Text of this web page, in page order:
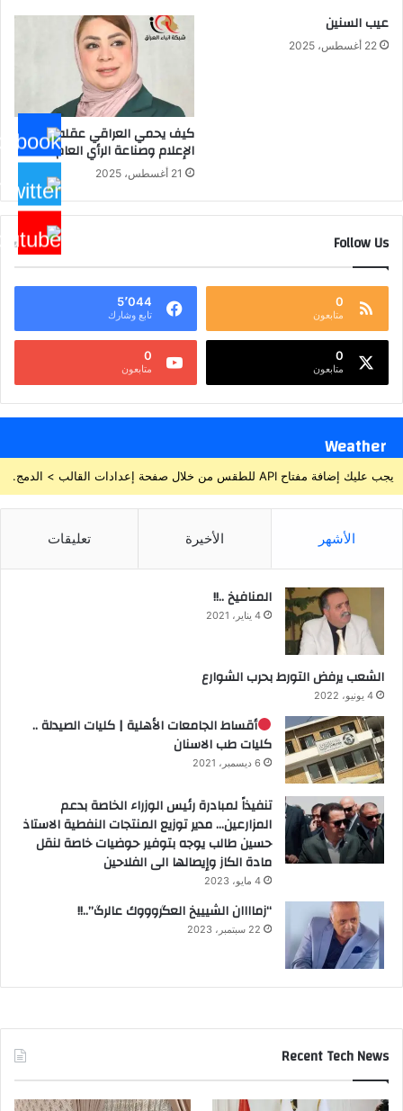
عيب السنين
22 أغسطس، 2025
كيف يحمي العراقي عقله من
الإعلام وصناعة الرأي العام؟
21 أغسطس، 2025
Follow Us
0
متابعون
5٬044
تابع وشارك
0
متابعون
0
متابعون
Weather
يجب عليك إضافة مفتاح API للطقس من خلال صفحة إعدادات القالب > الدمج.
الأشهر الأخيرة تعليقات
المنافيخ ..!!
4 يناير، 2021
الشعب يرفض التورط بحرب الشوارع
4 يونيو، 2022
أقساط الجامعات الأهلية | كليات الصيدلة ..
كليات طب الاسنان
6 ديسمبر، 2021
تنفيذاً لمبادرة رئيس الوزراء الخاصة بدعم
المزارعين… مدير توزيع المنتجات النفطية الاستاذ
حسين طالب يوجه بتوفير حوضيات خاصة لنقل
مادة الكاز وإيصالها الى الفلاحين
4 مايو، 2023
“زماااان الشيييخ العگروووك عالرگ”..!!
22 سبتمبر، 2023
Recent Tech News